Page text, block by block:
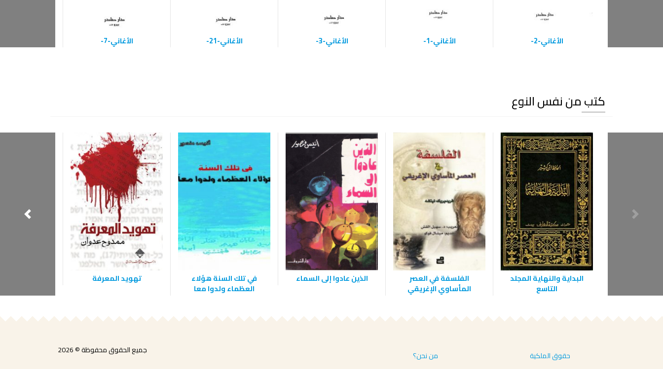
الأغاني-2- الأغاني-1- الأغاني-3- الأغاني-21- الأغاني-7-
كتب من نفس النوع
البداية والنهاية المجلد
التاسع
الفلسفة في العصر
المأساوي الإغريقي
الذين عادوا إلى السماء في تلك السنة هؤلاء
العظماء ولدوا معا
تهويد المعرفة
حقوق الملكية من نحن؟ جميع الحقوق محفوظة © 2026